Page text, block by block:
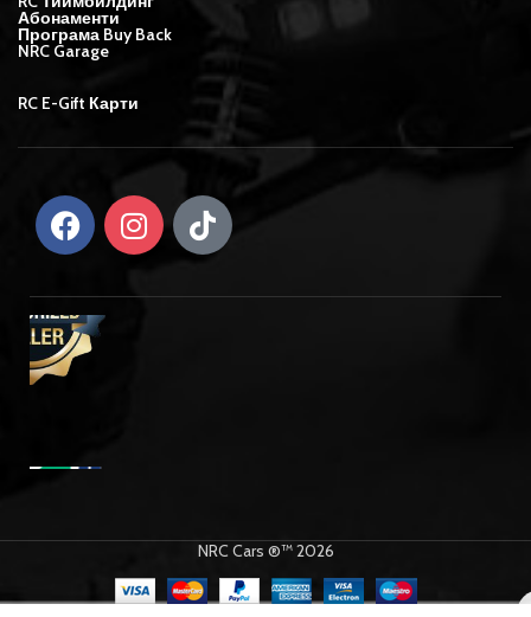
Абонаменти
Програма Buy Back
NRC Garage
RC E-Gift Карти
NRC Cars ®™ 2026